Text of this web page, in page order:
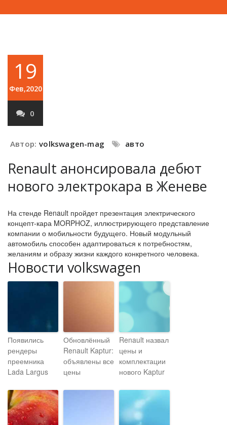
19
Фев,2020
0
Автор: volkswagen-mag авто
Renault анонсировала дебют
нового электрокара в Женеве
На стенде Renault пройдет презентация электрического
концепт-кара MORPHOZ, иллюстрирующего представление
компании о мобильности будущего. Новый модульный
автомобиль способен адаптироваться к потребностям,
желаниям и образу жизни каждого конкретного человека.
Новости volkswagen
Появились
рендеры
преемника
Lada Largus
Обновлённый
Renault Kaptur:
объявлены все
цены
Renault назвал
цены и
комплектации
нового Kaptur